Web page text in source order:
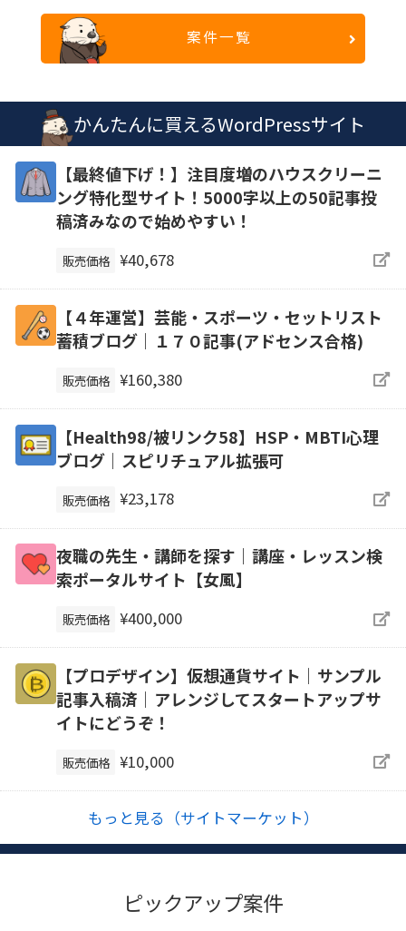
案件一覧
かんたんに買えるWordPressサイト
【最終値下げ！】注目度増のハウスクリーニ
ング特化型サイト！5000字以上の50記事投
稿済みなので始めやすい！
販売価格 ¥40,678
【４年運営】芸能・スポーツ・セットリスト
蓄積ブログ｜１７０記事(アドセンス合格)
販売価格 ¥160,380
【Health98/被リンク58】HSP・MBTI心理
ブログ｜スピリチュアル拡張可
販売価格 ¥23,178
夜職の先生・講師を探す｜講座・レッスン検
索ポータルサイト【女風】
販売価格 ¥400,000
【プロデザイン】仮想通貨サイト｜サンプル
記事入稿済｜アレンジしてスタートアップサ
イトにどうぞ！
販売価格 ¥10,000
もっと見る（サイトマーケット）
ピックアップ案件